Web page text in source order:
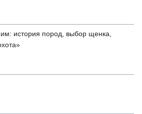
история пород, выбор щенка,